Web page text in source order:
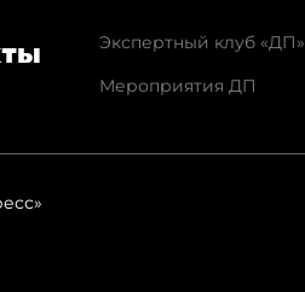
Экспертный клуб «ДП»
Мероприятия ДП